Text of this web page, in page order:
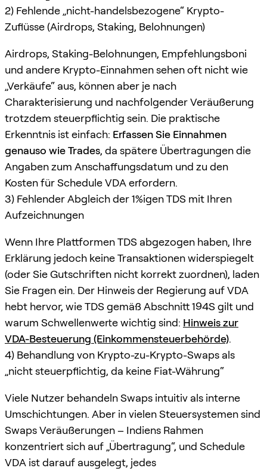
2) Fehlende „nicht-handelsbezogene“ Krypto-
Zuflüsse (Airdrops, Staking, Belohnungen)
Airdrops, Staking-Belohnungen, Empfehlungsboni
und andere Krypto-Einnahmen sehen oft nicht wie
„Verkäufe“ aus, können aber je nach
Charakterisierung und nachfolgender Veräußerung
trotzdem steuerpflichtig sein. Die praktische
Erkenntnis ist einfach: Erfassen Sie Einnahmen
genauso wie Trades, da spätere Übertragungen die
Angaben zum Anschaffungsdatum und zu den
Kosten für Schedule VDA erfordern.
3) Fehlender Abgleich der 1%igen TDS mit Ihren
Aufzeichnungen
Wenn Ihre Plattformen TDS abgezogen haben, Ihre
Erklärung jedoch keine Transaktionen widerspiegelt
(oder Sie Gutschriften nicht korrekt zuordnen), laden
Sie Fragen ein. Der Hinweis der Regierung auf VDA
hebt hervor, wie TDS gemäß Abschnitt 194S gilt und
warum Schwellenwerte wichtig sind: Hinweis zur
VDA-Besteuerung (Einkommensteuerbehörde).
4) Behandlung von Krypto-zu-Krypto-Swaps als
„nicht steuerpflichtig, da keine Fiat-Währung“
Viele Nutzer behandeln Swaps intuitiv als interne
Umschichtungen. Aber in vielen Steuersystemen sind
Swaps Veräußerungen – Indiens Rahmen
konzentriert sich auf „Übertragung“, und Schedule
VDA ist darauf ausgelegt, jedes